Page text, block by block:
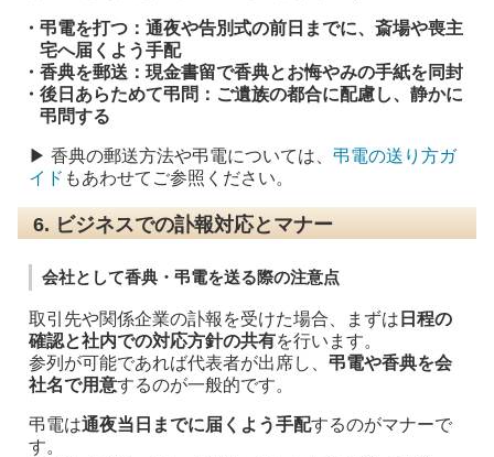
・ 弔電を打つ： 通夜や告別式の前日までに、斎場や喪主
宅へ届くよう手配
・ 香典を郵送： 現金書留で香典とお悔やみの手紙を同封
・ 後日あらためて弔問： ご遺族の都合に配慮し、静かに
弔問する
▶ 香典の郵送方法や弔電については、 弔電の送り方ガ
イド もあわせてご参照ください。
6. ビジネスでの訃報対応とマナー
会社として香典・弔電を送る際の注意点
取引先や関係企業の訃報を受けた場合、まずは 日程の
確認と社内での対応方針の共有を行います。
参列が可能であれば代表者が出席し、 弔電や香典を会
社名で用意するのが一般的です。
弔電は通夜当日までに届くよう手配するのがマナーで
す。